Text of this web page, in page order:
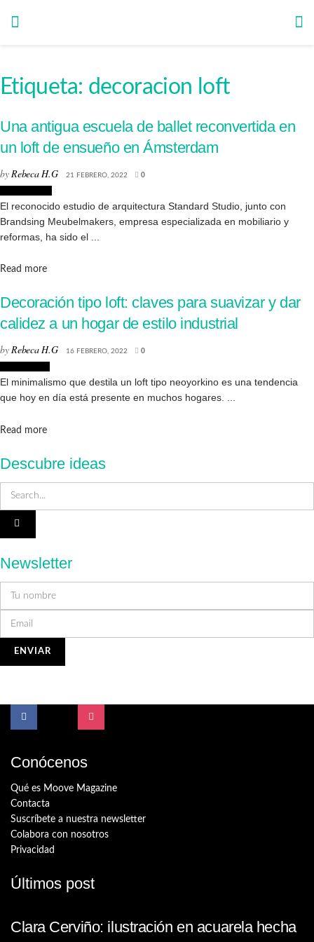
Etiqueta: decoracion loft
Una antigua escuela de ballet reconvertida en
un loft de ensueño en Ámsterdam
byRebeca H.G 21 FEBRERO, 2022 0
El reconocido estudio de arquitectura Standard Studio, junto con
Brandsing Meubelmakers, empresa especializada en mobiliario y
reformas, ha sido el ...
Read moreDetails
Decoración tipo loft: claves para suavizar y dar
calidez a un hogar de estilo industrial
byRebeca H.G 16 FEBRERO, 2022 0
El minimalismo que destila un loft tipo neoyorkino es una tendencia
que hoy en día está presente en muchos hogares. ...
Read moreDetails
Descubre ideas
Newsletter
Conócenos
Qué es Moove Magazine
Contacta
Suscríbete a nuestra newsletter
Colabora con nosotros
Privacidad
Últimos post
Clara Cerviño: ilustración en acuarela hecha